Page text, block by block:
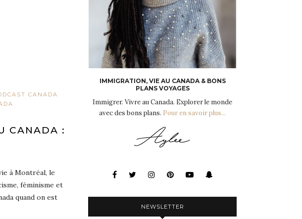
CANADA
CANADA :
à Montréal, le
féminisme et
quand on est
IMMIGRATION, VIE AU CANADA & BONS
PLANS VOYAGES
Immigrer. Vivre au Canada. Explorer le monde
avec des bons plans. Pour en savoir plus...
NEWSLETTER